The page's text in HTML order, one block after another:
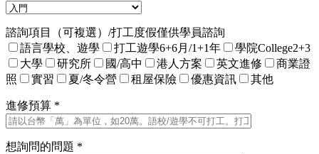
諮詢項目（可複選）/打工度假僅供學員諮詢
語言學校、遊學
打工遊學6+6月/1+1年
學院College2+3
大學
研究所 國/高中 港人方案 英文進修
商業證
照
實習 夏/冬令營 租屋保險 優惠資訊 其他
進修預算 *
想詢問的問題 *